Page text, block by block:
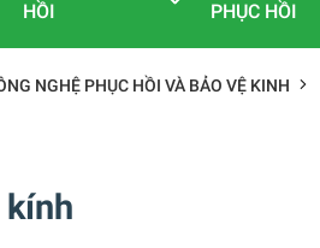
HỒI
PHỤC HỒI
NGHỆ PHỤC HỒI VÀ BẢO VỆ KINH
kính